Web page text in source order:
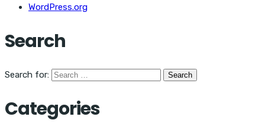
WordPress.org
Search
Search for:
Categories